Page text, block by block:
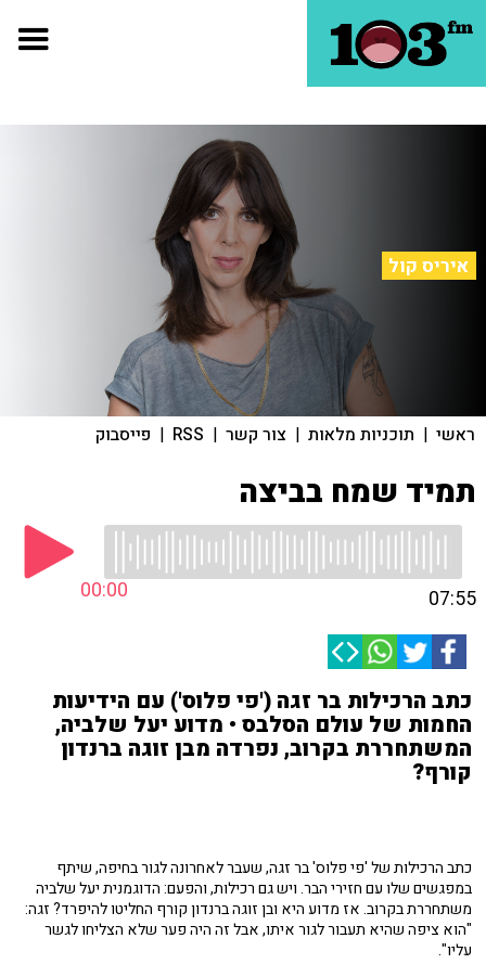
איריס קול
ראשי | תוכניות מלאות | צור קשר |
RSS
| פייסבוק
תמיד שמח בביצה
00:00 07:55
כתב הרכילות בר זגה ('פי פלוס') עם הידיעות
החמות של עולם הסלבס • מדוע יעל שלביה,
המשתחררת בקרוב, נפרדה מבן זוגה ברנדון
קורף?
כתב הרכילות של 'פי פלוס' בר זגה, שעבר לאחרונה לגור בחיפה, שיתף
במפגשים שלו עם חזירי הבר. ויש גם רכילות, והפעם: הדוגמנית יעל שלביה
משתחררת בקרוב. אז מדוע היא ובן זוגה ברנדון קורף החליטו להיפרד? זגה:
"הוא ציפה שהיא תעבור לגור איתו, אבל זה היה פער שלא הצליחו לגשר
עליו".